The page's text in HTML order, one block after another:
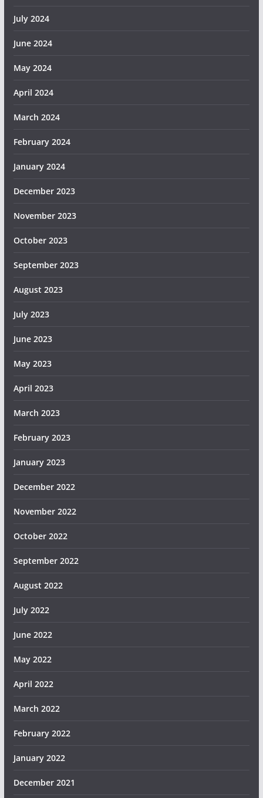
July 2024
June 2024
May 2024
April 2024
March 2024
February 2024
January 2024
December 2023
November 2023
October 2023
September 2023
August 2023
July 2023
June 2023
May 2023
April 2023
March 2023
February 2023
January 2023
December 2022
November 2022
October 2022
September 2022
August 2022
July 2022
June 2022
May 2022
April 2022
March 2022
February 2022
January 2022
December 2021